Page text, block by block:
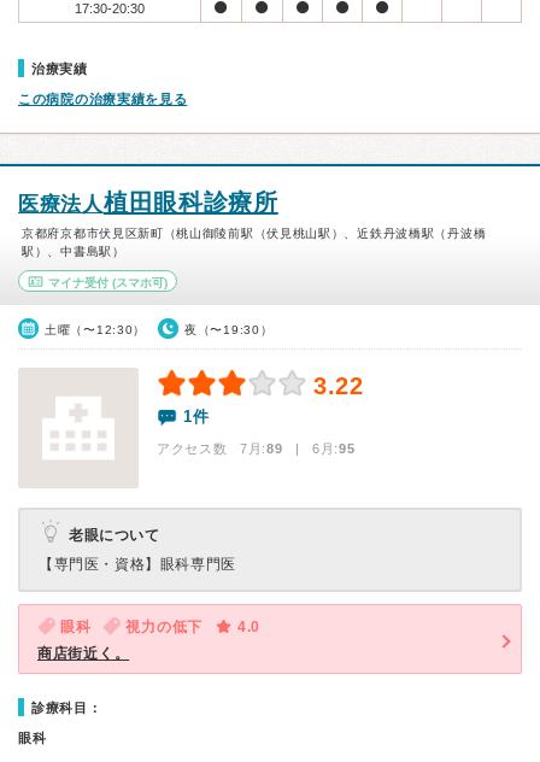
17:30-20:30
治療実績
この病院の治療実績を見る
医療法人植田眼科診療所
京都府京都市伏見区新町（桃山御陵前駅（伏見桃山駅）、近鉄丹波橋駅（丹波橋
駅）、中書島駅）
マイナ受付 (スマホ可)
土曜（〜12:30） 夜（〜19:30）
3.22
1件
アクセス数 7月:89 | 6月:95
老眼について
【専門医・資格】 眼科専門医
眼科 視力の低下
4.0
商店街近く。
診療科目：
眼科